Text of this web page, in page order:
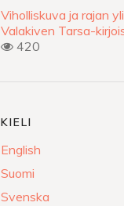
Viholliskuva ja rajan
Valakiven Tarsa-
420
KIELI
English
Suomi
Svenska